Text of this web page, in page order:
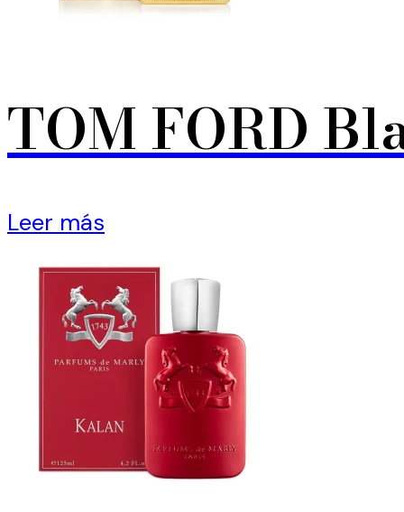
TOM FORD
Leer más